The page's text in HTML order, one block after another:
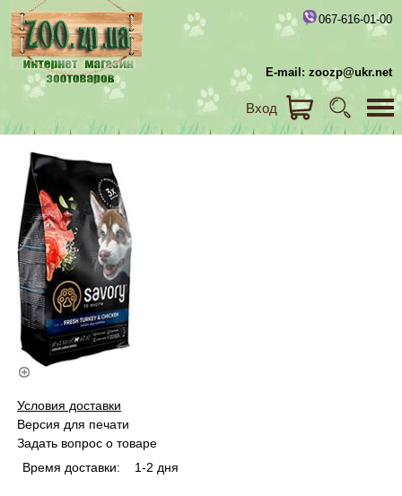
067-616-01-00
E-mail: zoozp@ukr.net
Вход
Условия доставки
Версия для печати
Задать вопрос о товаре
Время доставки:
1-2 дня